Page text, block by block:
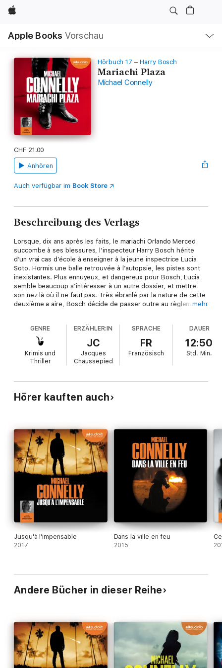
Apple
Apple Books Vorschau
Navigation
Menü
öffnen
Hörbuch 17 – Harry Bosch
Mariachi Plaza
Michael Connelly
CHF 21.00
Anhören
Auch verfügbar im Book Store
Beschreibung des Verlags
Lorsque, dix ans après les faits, le mariachi Orlando Merced
succombe à ses blessures, l’inspecteur Harry Bosch hérite
d’un vrai cas d’école à enseigner à la jeune inspectrice Lucia
Soto. Hormis une balle retrouvée à l’autopsie, les pistes sont
inexistantes. Plus ennuyeux, et dangereux pour Bosch, Lucia
semble beaucoup s’intéresser à un autre dossier, et mettre
son nez là où il ne faut pas. Très ébranlé par la nature de cette
deuxième a aire, Bosch décide de passer outre au règlementmehr
GENRE
Krimis und
Thriller
ERZÄHLER:IN
JC
Jacques
Chaussepied
SPRACHE
FR
Französisch
DAUER
12:50
Std. Min.
Hörer kauften auch
Jusqu'à l'impensable
2017
Dans la ville en feu
2015
Andere Bücher in dieser Reihe